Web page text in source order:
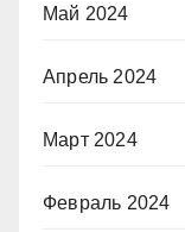
Май 2024
Апрель 2024
Март 2024
Февраль 2024